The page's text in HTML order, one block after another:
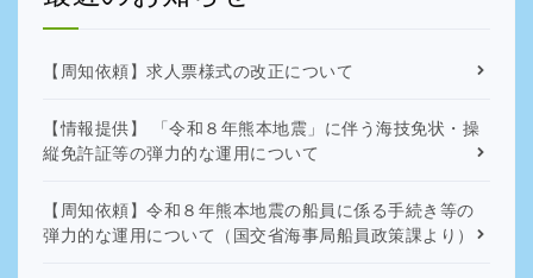
【周知依頼】求人票様式の改正について
【情報提供】 「令和８年熊本地震」に伴う海技免状・操
縦免許証等の弾力的な運用について
【周知依頼】令和８年熊本地震の船員に係る手続き等の
弾力的な運用について（国交省海事局船員政策課より）